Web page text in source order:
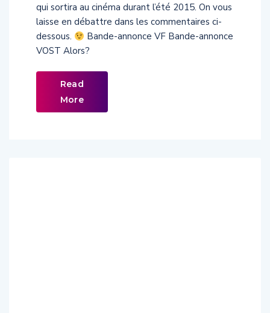
qui sortira au cinéma durant l’été 2015. On vous
laisse en débattre dans les commentaires ci-
dessous.
Bande-annonce VF Bande-annonce
VOST Alors?
Read
More